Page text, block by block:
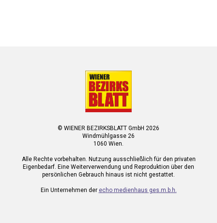
© WIENER BEZIRKSBLATT GmbH 2026
Windmühlgasse 26
1060 Wien.
Alle Rechte vorbehalten. Nutzung ausschließlich für den privaten
Eigenbedarf. Eine Weiterverwendung und Reproduktion über den
persönlichen Gebrauch hinaus ist nicht gestattet.
Ein Unternehmen der echo medienhaus ges.m.b.h.